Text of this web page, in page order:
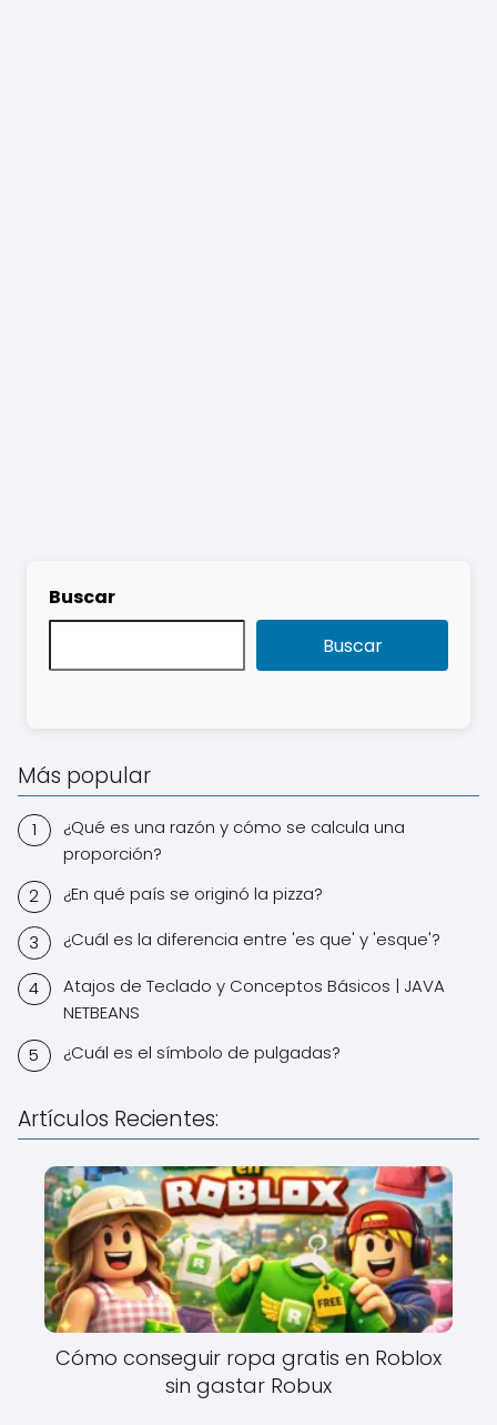
Buscar
Buscar
Más popular
¿Qué es una razón y cómo se calcula una
proporción?
¿En qué país se originó la pizza?
¿Cuál es la diferencia entre 'es que' y 'esque'?
Atajos de Teclado y Conceptos Básicos | JAVA
NETBEANS
¿Cuál es el símbolo de pulgadas?
Artículos Recientes:
Cómo conseguir ropa gratis en Roblox
sin gastar Robux